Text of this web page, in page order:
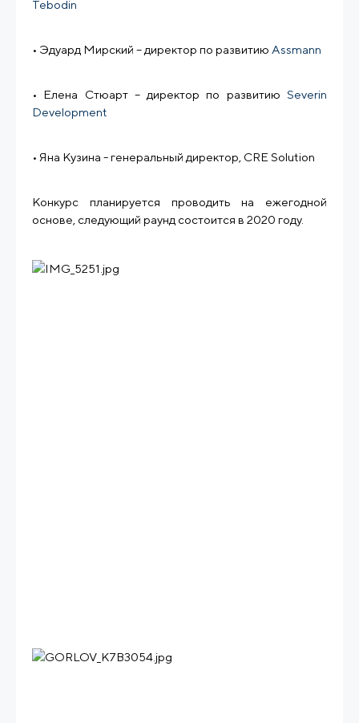
Tebodin
• Эдуард Мирский – директор по развитию Assmann
• Елена Стюарт – директор по развитию Severin
Development
• Яна Кузина - генеральный директор, CRE Solution
Конкурс планируется проводить на ежегодной
основе, следующий раунд состоится в 2020 году.